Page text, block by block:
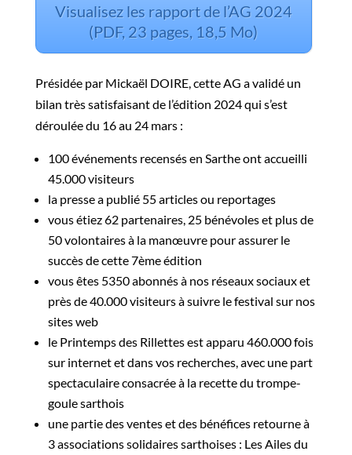
Visualisez les rapport de l’AG 2024
(PDF, 23 pages, 18,5 Mo)
Présidée par Mickaël DOIRE, cette AG a validé un
bilan très satisfaisant de l’édition 2024 qui s’est
déroulée du 16 au 24 mars :
100 événements recensés en Sarthe ont accueilli
45.000 visiteurs
la presse a publié 55 articles ou reportages
vous étiez 62 partenaires, 25 bénévoles et plus de
50 volontaires à la manœuvre pour assurer le
succès de cette 7ème édition
vous êtes 5350 abonnés à nos réseaux sociaux et
près de 40.000 visiteurs à suivre le festival sur nos
sites web
le Printemps des Rillettes est apparu 460.000 fois
sur internet et dans vos recherches, avec une part
spectaculaire consacrée à la recette du trompe-
goule sarthois
une partie des ventes et des bénéfices retourne à
3 associations solidaires sarthoises : Les Ailes du